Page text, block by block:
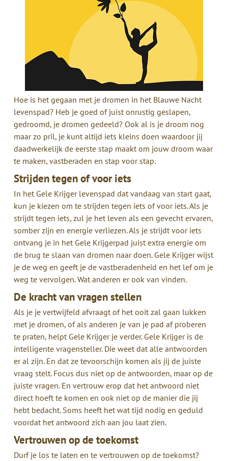
Hoe is het gegaan met je dromen in het Blauwe Nacht
levenspad? Heb je goed of juist onrustig geslapen,
gedroomd, je dromen gedeeld? Ook al is je droom nog
maar zo pril, je kunt altijd iets kleins doen waardoor jij
daadwerkelijk de eerste stap maakt om jouw droom waar
te maken, vastberaden en stap voor stap.
Strijden tegen of voor iets
In het Gele Krijger levenspad dat vandaag van start gaat,
kun je kiezen om te strijden tegen iets of voor iets. Als je
strijdt tegen iets, zul je het leven als een gevecht ervaren,
somber zijn en energie verliezen. Als je strijdt voor iets
ontvang je in het Gele Krijgerpad juist extra energie om
de brug te slaan van dromen naar doen. Gele Krijger wijst
je de weg en geeft je de vastberadenheid en het lef om je
weg te vervolgen. Wat anderen er ook van vinden.
De kracht van vragen stellen
Als je je vertwijfeld afvraagt of het ooit zal gaan lukken
met je dromen, of als anderen je van je pad af proberen
te praten, helpt Gele Krijger je verder. Gele Krijger is de
intelligente vragensteller. Die weet dat alle antwoorden
er al zijn. En dat ze tevoorschijn komen als jij de juiste
vraag stelt. Focus dus niet op de antwoorden, maar op de
juiste vragen. En vertrouw erop dat het antwoord niet
direct hoeft te komen en ook niet op de manier die jij
hebt bedacht. Soms heeft het wat tijd nodig en geduld
voordat het antwoord zich aan jou laat zien.
Vertrouwen op de toekomst
Durf je los te laten en te vertrouwen op de toekomst?